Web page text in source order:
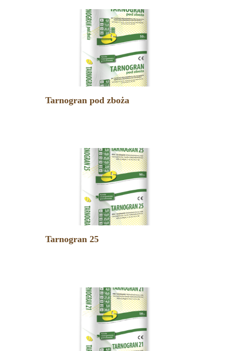
Tarnogran pod zboża
Tarnogran 25